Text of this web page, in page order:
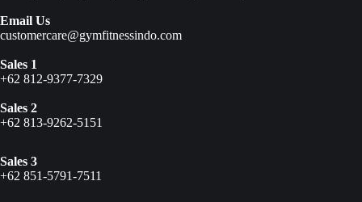
Email Us
customercare@gymfitnessindo.com
Sales 1
+62 812-9377-7329
Sales 2
+62 813-9262-5151
Sales 3
+62 851-5791-7511